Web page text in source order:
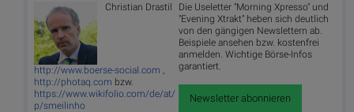
Christian Drastil
http://www.boerse-social.com
http://photaq.com bzw.
https://www.wikifolio.com/de/at/
p/smeilinho
Die Useletter "Morning Xpresso" und
"Evening Xtrakt" heben sich deutlich
von den gängigen Newslettern ab.
Beispiele ansehen bzw. kostenfrei
anmelden. Wichtige Börse-Infos
garantiert.
Newsletter abonnieren